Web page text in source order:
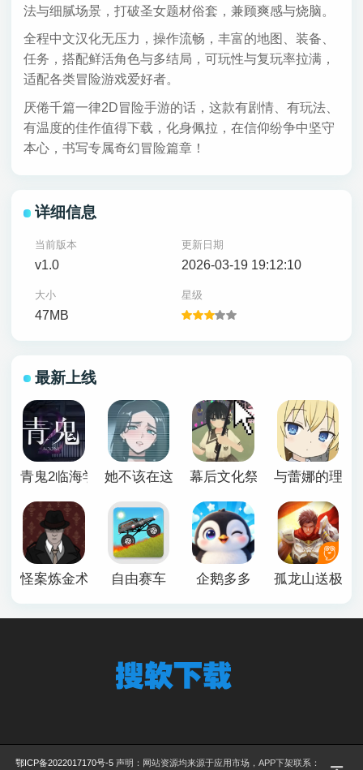
法与细腻场景，打破圣女题材俗套，兼顾爽感与烧脑。
全程中文汉化无压力，操作流畅，丰富的地图、装备、
任务，搭配鲜活角色与多结局，可玩性与复玩率拉满，
适配各类冒险游戏爱好者。
厌倦千篇一律2D冒险手游的话，这款有剧情、有玩法、
有温度的佳作值得下载，化身佩拉，在信仰纷争中坚守
本心，书写专属奇幻冒险篇章！
详细信息
当前版本
v1.0
更新日期
2026-03-19 19:12:10
大小
47MB
星级
最新上线
青鬼2临海学校她不该在这里官方版幕后文化祭游戏与蕾娜的理想
怪案炼金术师 自由赛车 企鹅多多 孤龙山送极品
鄂ICP备2022017170号-5声明：网站资源均来源于应用市场，APP下架联系：